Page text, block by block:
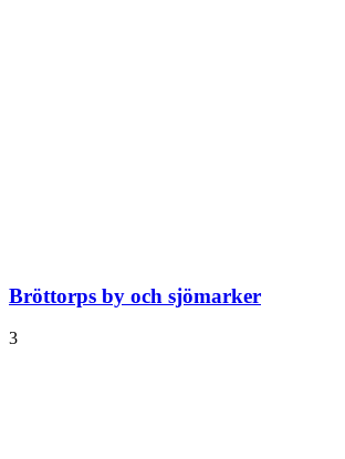
Bröttorps by och sjömarker
3